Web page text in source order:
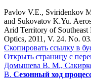
Pavlov V.E., Sviridenkov
and Sukovatov K.Yu.
Arid Territory of Southeast
Optics, 2011, V. 24. No.
Скопировать ссылку в
Открыть страницу с
Домышева В. М.,
В. Сезонный ход